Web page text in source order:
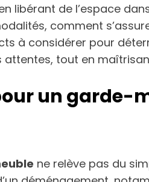
libérant de l’espace
comment
à considérer pour
attentes, tout en
un garde-
ne relève pas du